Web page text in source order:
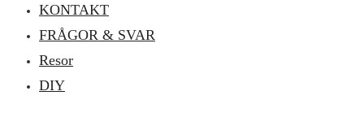
KONTAKT
FRÅGOR & SVAR
Resor
DIY